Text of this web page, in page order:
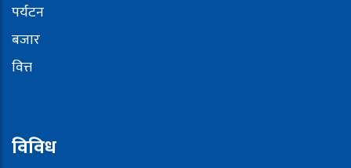
पर्यटन
बजार
वित्त
विविध